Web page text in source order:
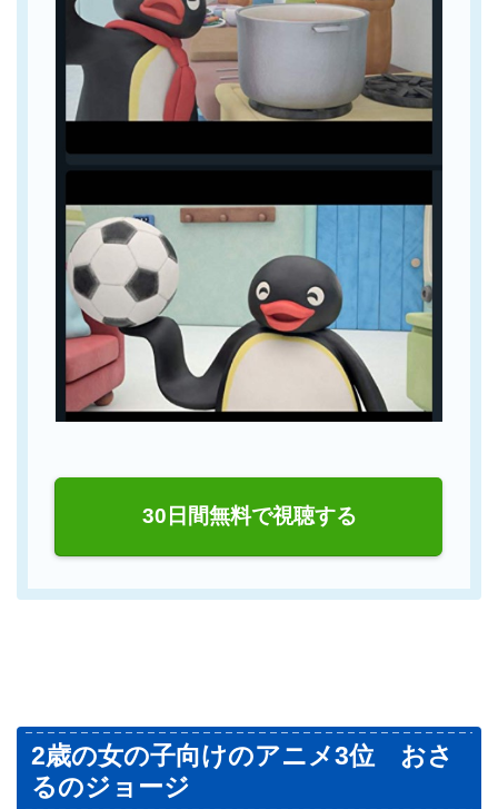
30日間無料で視聴する
2歳の女の子向けのアニメ3位 おさ
るのジョージ